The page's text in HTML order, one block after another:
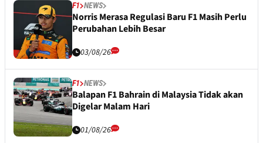
F1 NEWS
Norris Merasa Regulasi Baru F1 Masih Perlu
Perubahan Lebih Besar
03/08/26
F1 NEWS
Balapan F1 Bahrain di Malaysia Tidak akan
Digelar Malam Hari
01/08/26